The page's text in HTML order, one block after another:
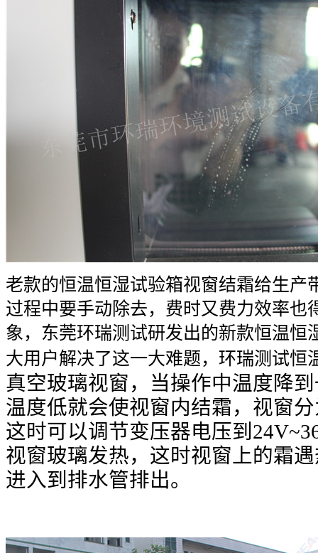
老款的恒温恒湿试验箱视窗结霜给生产
过程中要手动除去，费时又费力效率也
象，东莞环瑞测试研发出的新款恒温恒
大用户解决了这一大难题，环瑞测试恒
真空玻璃视窗，当操作中温度降
温度低就会使视窗内结霜，视窗
这时可以调节变压器电压到
视窗玻璃发热，这时视窗上的霜
进入到排水管排出。